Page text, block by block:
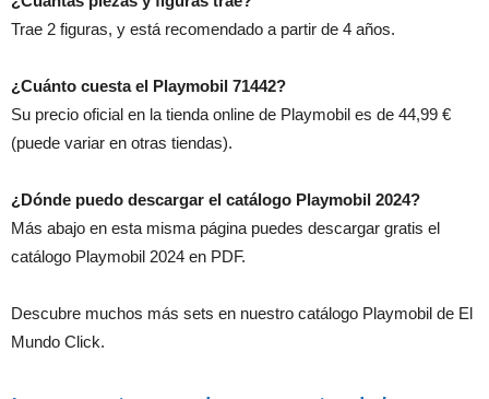
Trae 2 figuras, y está recomendado a partir de 4 años.
¿Cuánto cuesta el Playmobil 71442?
Su precio oficial en la tienda online de Playmobil es de 44,99 €
(puede variar en otras tiendas).
¿Dónde puedo descargar el catálogo Playmobil 2024?
Más abajo en esta misma página puedes descargar gratis el
catálogo Playmobil 2024 en PDF.
Descubre muchos más sets en nuestro catálogo Playmobil de El
Mundo Click.